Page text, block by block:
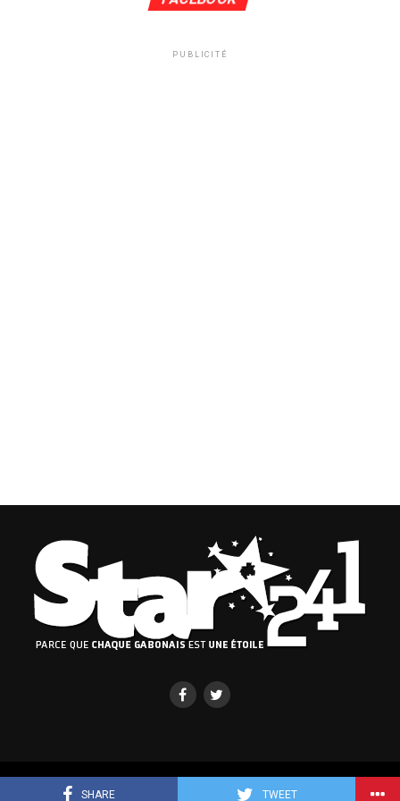
SHARE TWEET
PUBLICITÉ
Copyright © 2019-2023 Binto Media Group